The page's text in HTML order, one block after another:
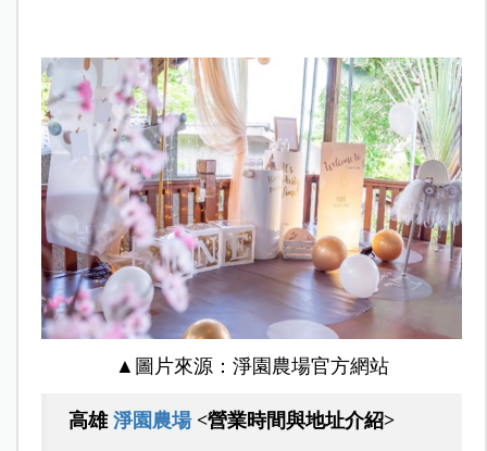
▲圖片來源：淨園農場官方網站
高雄 淨園農場<營業時間與地址介紹>